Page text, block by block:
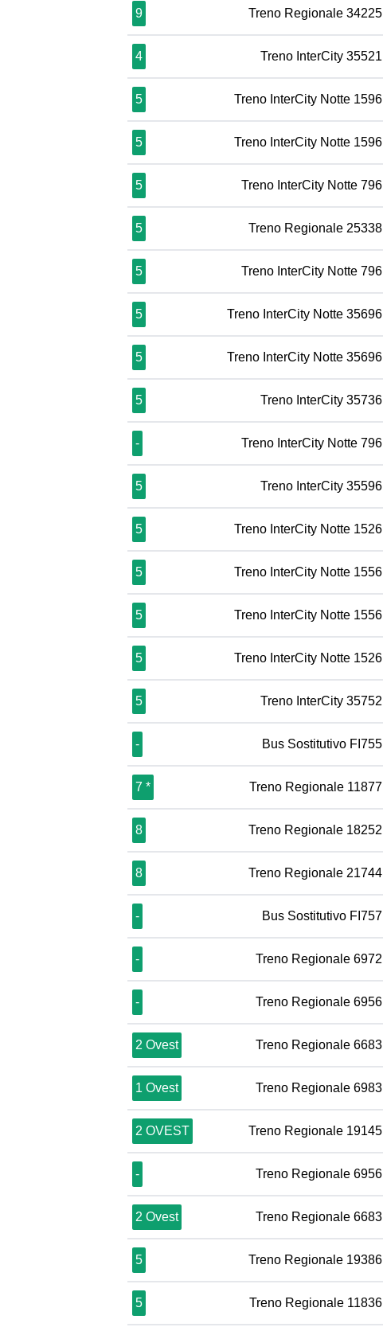
9 Treno Regionale 34225
4 Treno InterCity 35521
5 Treno InterCity Notte 1596
5 Treno InterCity Notte 1596
5 Treno InterCity Notte 796
5 Treno Regionale 25338
5 Treno InterCity Notte 796
5 Treno InterCity Notte 35696
5 Treno InterCity Notte 35696
5 Treno InterCity 35736
- Treno InterCity Notte 796
5 Treno InterCity 35596
5 Treno InterCity Notte 1526
5 Treno InterCity Notte 1556
5 Treno InterCity Notte 1556
5 Treno InterCity Notte 1526
5 Treno InterCity 35752
- Bus Sostitutivo FI755
7 * Treno Regionale 11877
8 Treno Regionale 18252
8 Treno Regionale 21744
- Bus Sostitutivo FI757
- Treno Regionale 6972
- Treno Regionale 6956
2 Ovest Treno Regionale 6683
1 Ovest Treno Regionale 6983
2 OVEST Treno Regionale 19145
- Treno Regionale 6956
2 Ovest Treno Regionale 6683
5 Treno Regionale 19386
5 Treno Regionale 11836